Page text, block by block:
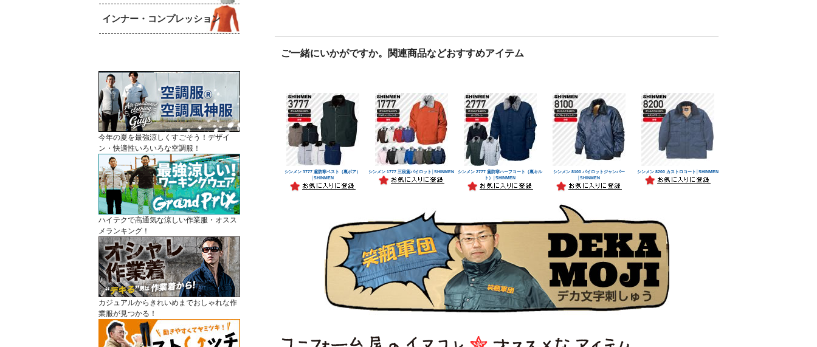
インナー・コンプレッション
今年の夏を最強涼しくすごそう！デザイ
ン・快適性いろいろな空調服！
ハイテクで高通気な涼しい作業服・オスス
メランキング！
カジュアルからきれいめまでおしゃれな作
業服が見つかる！
ご一緒にいかがですか。関連商品などおすすめアイテム
シンメン 3777 鳶防寒ベスト（裏ボア）
│SHINMEN
シンメン 1777 三段鳶パイロット│SHINMEN
シンメン 2777 鳶防寒ハーフコート（裏キル
ト）│SHINMEN
シンメン 8100 パイロットジャンパー
│SHINMEN
シンメン 8200 カストロコート│SHINMEN